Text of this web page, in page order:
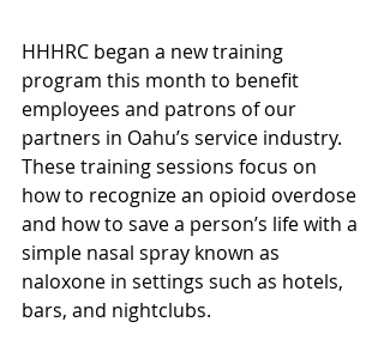
HHHRC began a new training
program this month to benefit
employees and patrons of our
partners in Oahu’s service industry.
These training sessions focus on
how to recognize an opioid overdose
and how to save a person’s life with a
simple nasal spray known as
naloxone in settings such as hotels,
bars, and nightclubs.